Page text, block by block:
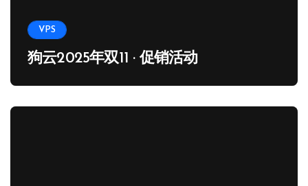
VPS
狗云2025年双11 · 促销活动